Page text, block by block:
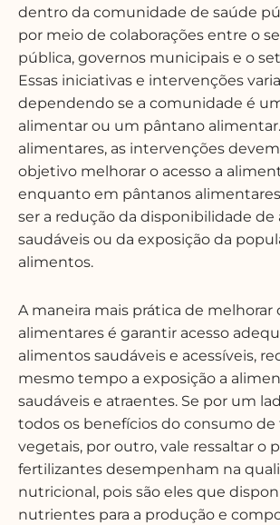
dentro da comunidade de saúde
por meio de colaborações entre o
pública, governos municipais e o
Essas iniciativas e intervenções
dependendo se a comunidade é
alimentar ou um pântano
alimentares, as intervenções
objetivo melhorar o acesso a
enquanto em pântanos
ser a redução da disponibilidade
saudáveis ou da exposição da
alimentos.
A maneira mais prática de melhorar
alimentares é garantir acesso
alimentos saudáveis e acessíveis,
mesmo tempo a exposição a
saudáveis e atraentes. Se por um
todos os benefícios do consumo de
vegetais, por outro, vale ressaltar o
fertilizantes desempenham na
nutricional, pois são eles que
nutrientes para a produção e